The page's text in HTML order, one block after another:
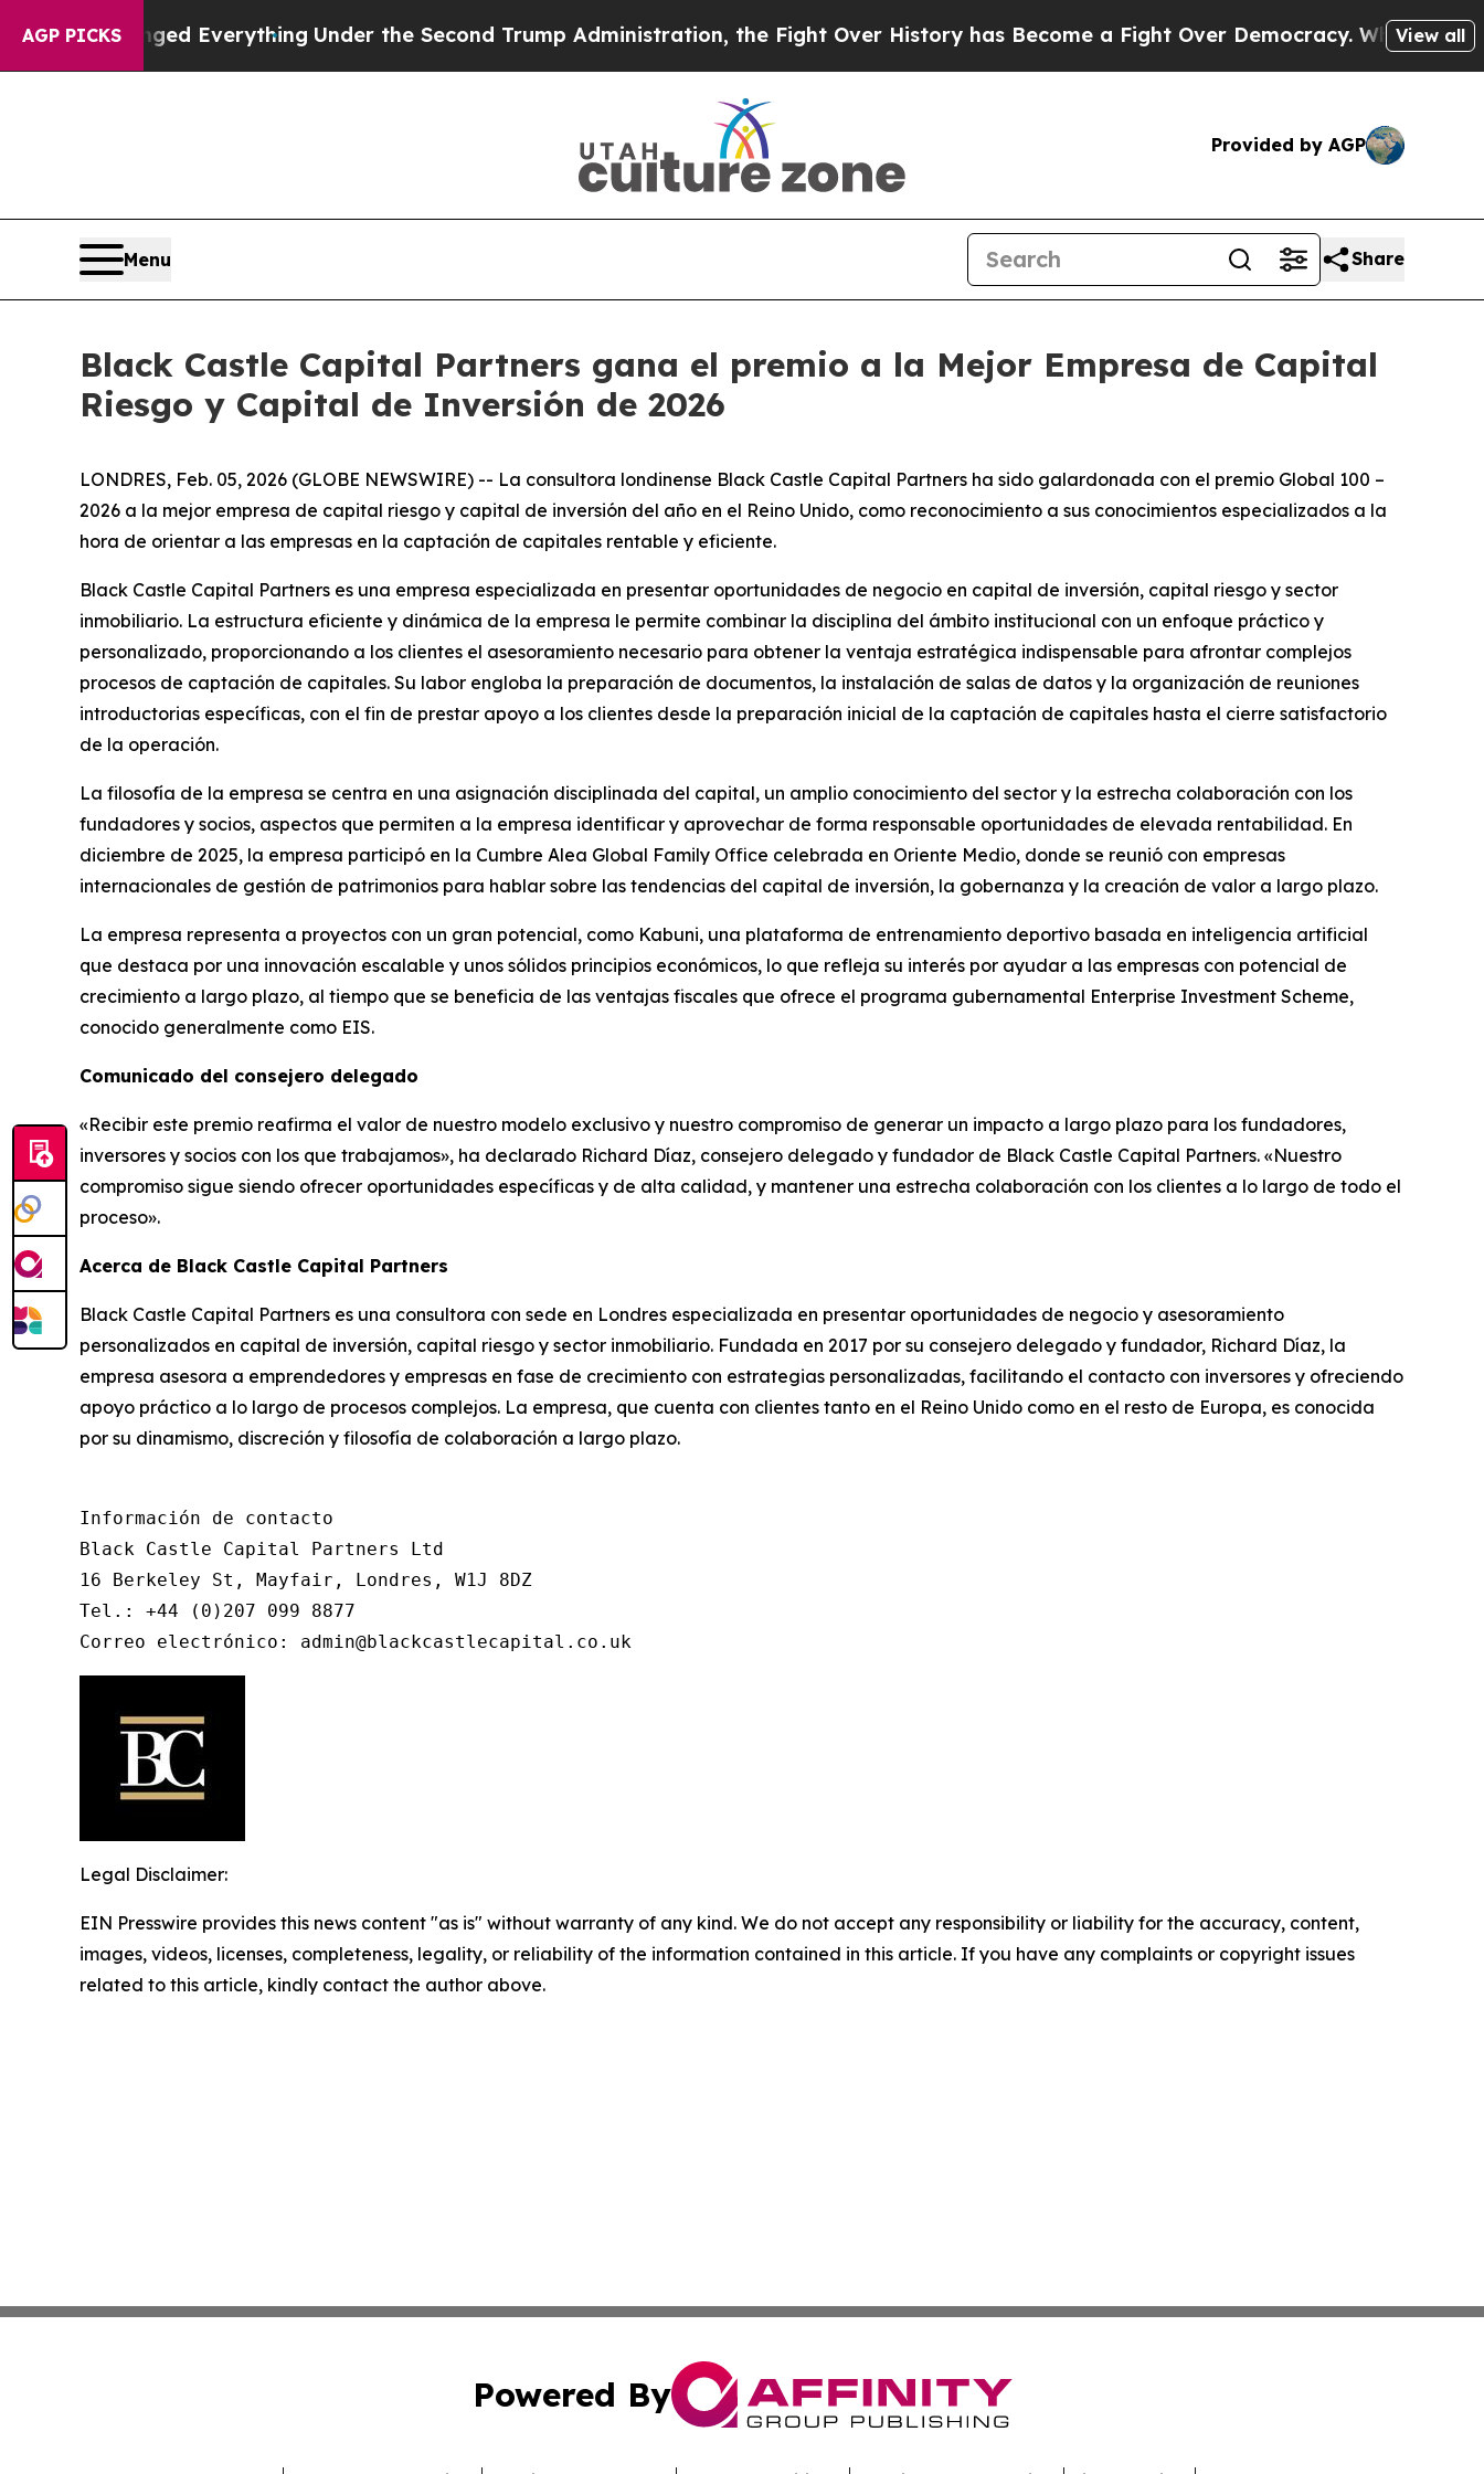
AGP PICKS
Changed EverythingUnder the Second Trump Administration, the Fight Over History has Become a Fight Over Democracy. Who Deserves to
View all
Provided by AGP
Menu Share
Black Castle Capital Partners gana el premio a la Mejor Empresa de Capital
Riesgo y Capital de Inversión de 2026
LONDRES, Feb. 05, 2026 (GLOBE NEWSWIRE) -- La consultora londinense Black Castle Capital Partners ha sido galardonada con el premio Global 100 –
2026 a la mejor empresa de capital riesgo y capital de inversión del año en el Reino Unido, como reconocimiento a sus conocimientos especializados a la
hora de orientar a las empresas en la captación de capitales rentable y eficiente.
Black Castle Capital Partners es una empresa especializada en presentar oportunidades de negocio en capital de inversión, capital riesgo y sector
inmobiliario. La estructura eficiente y dinámica de la empresa le permite combinar la disciplina del ámbito institucional con un enfoque práctico y
personalizado, proporcionando a los clientes el asesoramiento necesario para obtener la ventaja estratégica indispensable para afrontar complejos
procesos de captación de capitales. Su labor engloba la preparación de documentos, la instalación de salas de datos y la organización de reuniones
introductorias específicas, con el fin de prestar apoyo a los clientes desde la preparación inicial de la captación de capitales hasta el cierre satisfactorio
de la operación.
La filosofía de la empresa se centra en una asignación disciplinada del capital, un amplio conocimiento del sector y la estrecha colaboración con los
fundadores y socios, aspectos que permiten a la empresa identificar y aprovechar de forma responsable oportunidades de elevada rentabilidad. En
diciembre de 2025, la empresa participó en la Cumbre Alea Global Family Office celebrada en Oriente Medio, donde se reunió con empresas
internacionales de gestión de patrimonios para hablar sobre las tendencias del capital de inversión, la gobernanza y la creación de valor a largo plazo.
La empresa representa a proyectos con un gran potencial, como Kabuni, una plataforma de entrenamiento deportivo basada en inteligencia artificial
que destaca por una innovación escalable y unos sólidos principios económicos, lo que refleja su interés por ayudar a las empresas con potencial de
crecimiento a largo plazo, al tiempo que se beneficia de las ventajas fiscales que ofrece el programa gubernamental Enterprise Investment Scheme,
conocido generalmente como EIS.
Comunicado del consejero delegado
«Recibir este premio reafirma el valor de nuestro modelo exclusivo y nuestro compromiso de generar un impacto a largo plazo para los fundadores,
inversores y socios con los que trabajamos», ha declarado Richard Díaz, consejero delegado y fundador de Black Castle Capital Partners. «Nuestro
compromiso sigue siendo ofrecer oportunidades específicas y de alta calidad, y mantener una estrecha colaboración con los clientes a lo largo de todo el
proceso».
Acerca de Black Castle Capital Partners
Black Castle Capital Partners es una consultora con sede en Londres especializada en presentar oportunidades de negocio y asesoramiento
personalizados en capital de inversión, capital riesgo y sector inmobiliario. Fundada en 2017 por su consejero delegado y fundador, Richard Díaz, la
empresa asesora a emprendedores y empresas en fase de crecimiento con estrategias personalizadas, facilitando el contacto con inversores y ofreciendo
apoyo práctico a lo largo de procesos complejos. La empresa, que cuenta con clientes tanto en el Reino Unido como en el resto de Europa, es conocida
por su dinamismo, discreción y filosofía de colaboración a largo plazo.
Información de contacto
Black Castle Capital Partners Ltd
16 Berkeley St, Mayfair, Londres, W1J 8DZ
Tel.: +44 (0)207 099 8877
Correo electrónico: admin@blackcastlecapital.co.uk
Legal Disclaimer:
EIN Presswire provides this news content "as is" without warranty of any kind. We do not accept any responsibility or liability for the accuracy, content,
images, videos, licenses, completeness, legality, or reliability of the information contained in this article. If you have any complaints or copyright issues
related to this article, kindly contact the author above.
Powered By